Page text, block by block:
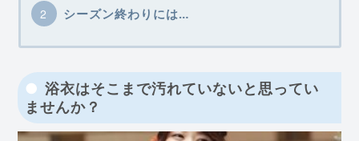
シーズン終わりには…
浴衣はそこまで汚れていないと思ってい
ませんか？